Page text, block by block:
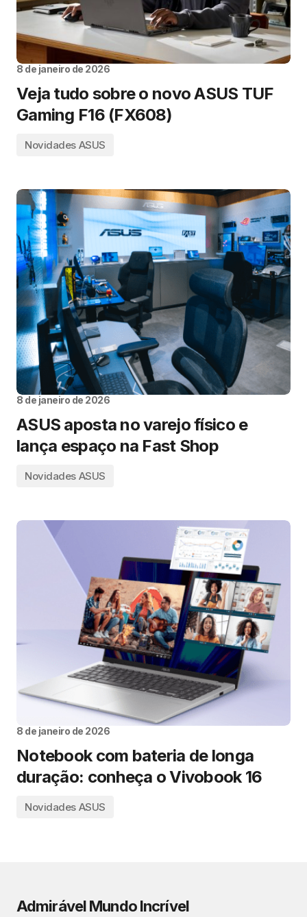
8 de janeiro de 2026
Veja tudo sobre o novo ASUS TUF
Gaming F16 (FX608)
Novidades ASUS
8 de janeiro de 2026
ASUS aposta no varejo físico e
lança espaço na Fast Shop
Novidades ASUS
8 de janeiro de 2026
Notebook com bateria de longa
duração: conheça o Vivobook 16
Novidades ASUS
Admirável Mundo Incrível